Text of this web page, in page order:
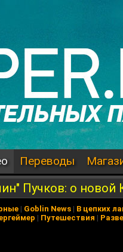
Переводы
Пучков: о новой
| Goblin News | В цепких
| Путешествия |